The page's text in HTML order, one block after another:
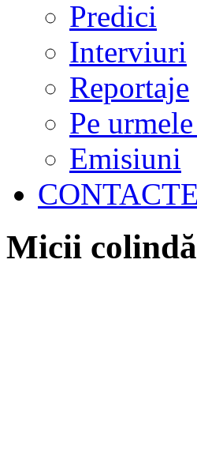
Predici
Interviuri
Reportaje
Pe
Emisiuni
CONTACTE
Micii